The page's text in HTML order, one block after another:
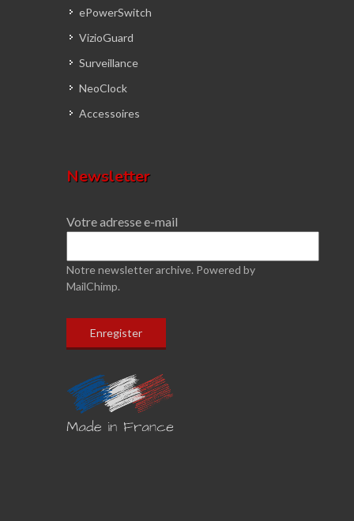
ePowerSwitch
VizioGuard
Surveillance
NeoClock
Accessoires
Newsletter
Votre adresse e-mail
Notre newsletter archive. Powered by
MailChimp.